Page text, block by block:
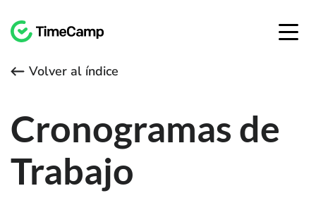
Volver al índice
Cronogramas de
Trabajo